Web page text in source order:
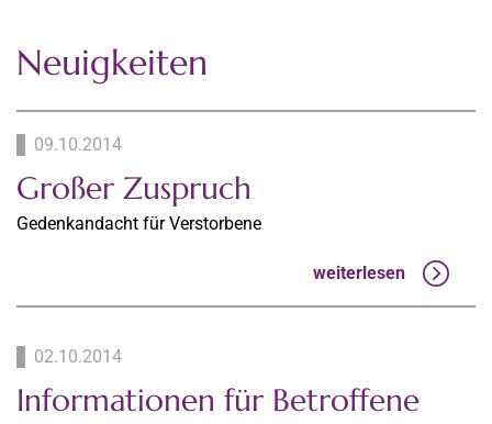
Neuigkeiten
09.10.2014
Großer Zuspruch
Gedenkandacht für Verstorbene
weiterlesen
02.10.2014
Informationen für Betroffene